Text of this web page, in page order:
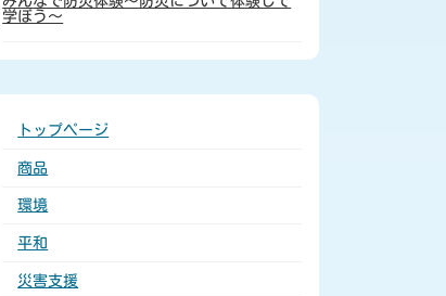
学ぼう～
トップページ
商品
環境
平和
災害支援